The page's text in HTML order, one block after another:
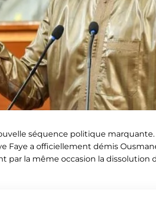
séquence politique marquante.
Faye a officiellement démis
par la même occasion la dissolution